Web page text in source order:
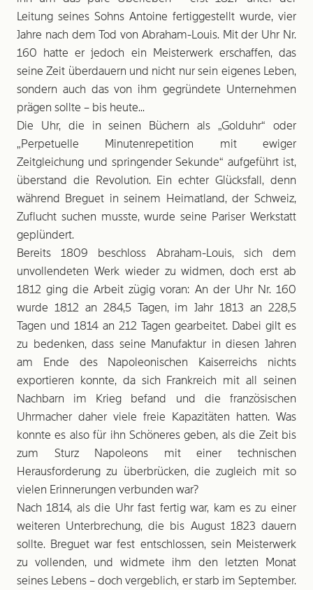
Leitung seines Sohns Antoine fertiggestellt wurde, vier
Jahre nach dem Tod von Abraham-Louis. Mit der Uhr Nr.
160 hatte er jedoch ein Meisterwerk erschaffen, das
seine Zeit überdauern und nicht nur sein eigenes Leben,
sondern auch das von ihm gegründete Unternehmen
prägen sollte – bis heute...
Die Uhr, die in seinen Büchern als „Golduhr“ oder
„Perpetuelle Minutenrepetition mit ewiger
Zeitgleichung und springender Sekunde“ aufgeführt ist,
überstand die Revolution. Ein echter Glücksfall, denn
während Breguet in seinem Heimatland, der Schweiz,
Zuflucht suchen musste, wurde seine Pariser Werkstatt
geplündert.
Bereits 1809 beschloss Abraham-Louis, sich dem
unvollendeten Werk wieder zu widmen, doch erst ab
1812 ging die Arbeit zügig voran: An der Uhr Nr. 160
wurde 1812 an 284,5 Tagen, im Jahr 1813 an 228,5
Tagen und 1814 an 212 Tagen gearbeitet. Dabei gilt es
zu bedenken, dass seine Manufaktur in diesen Jahren
am Ende des Napoleonischen Kaiserreichs nichts
exportieren konnte, da sich Frankreich mit all seinen
Nachbarn im Krieg befand und die französischen
Uhrmacher daher viele freie Kapazitäten hatten. Was
konnte es also für ihn Schöneres geben, als die Zeit bis
zum Sturz Napoleons mit einer technischen
Herausforderung zu überbrücken, die zugleich mit so
vielen Erinnerungen verbunden war?
Nach 1814, als die Uhr fast fertig war, kam es zu einer
weiteren Unterbrechung, die bis August 1823 dauern
sollte. Breguet war fest entschlossen, sein Meisterwerk
zu vollenden, und widmete ihm den letzten Monat
seines Lebens – doch vergeblich, er starb im September.